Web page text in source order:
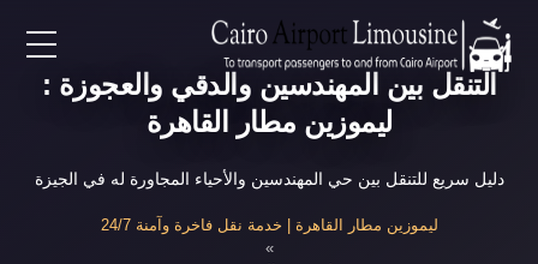
التنقل بين المهندسين والدقي والعجوزة :
ليموزين مطار القاهرة
دليل سريع للتنقل بين حي المهندسين والأحياء المجاورة له في الجيزة
ليموزين مطار القاهرة | خدمة نقل فاخرة وآمنة 24/7